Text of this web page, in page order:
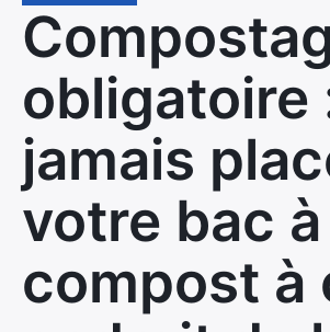
obligatoire
jamais
votre bac à
compost à